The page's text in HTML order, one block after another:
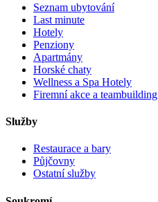
Seznam ubytování
Last minute
Hotely
Penziony
Apartmány
Horské chaty
Wellness a Spa Hotely
Firemní akce a teambuilding
Služby
Restaurace a bary
Půjčovny
Ostatní služby